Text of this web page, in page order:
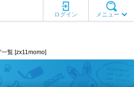
メニュー
ログイン
一覧 [zx11momo]